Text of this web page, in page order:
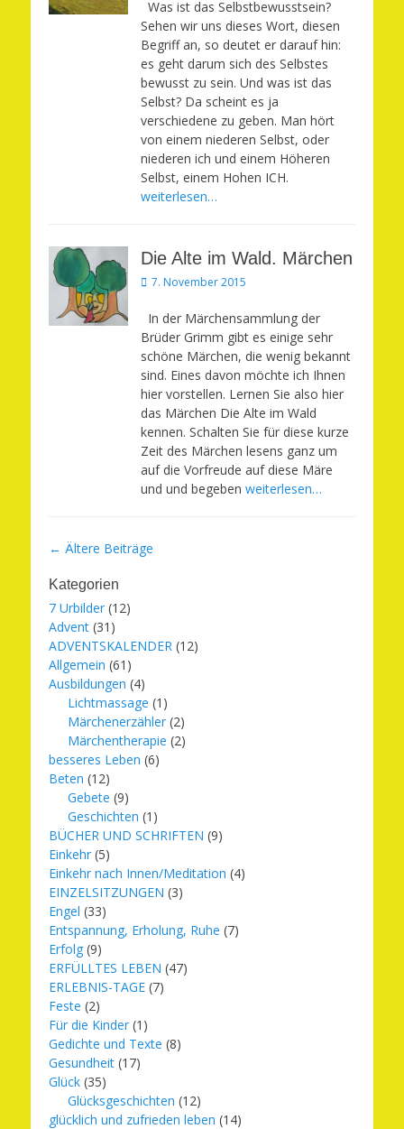
Was ist das Selbstbewusstsein?
Sehen wir uns dieses Wort, diesen
Begriff an, so deutet er darauf hin:
es geht darum sich des Selbstes
bewusst zu sein. Und was ist das
Selbst? Da scheint es ja
verschiedene zu geben. Man hört
von einem niederen Selbst, oder
niederen ich und einem Höheren
Selbst, einem Hohen ICH.
weiterlesen…
Die Alte im Wald. Märchen
Veröffentlicht
7. November 2015
In der Märchensammlung der
Brüder Grimm gibt es einige sehr
schöne Märchen, die wenig bekannt
sind. Eines davon möchte ich Ihnen
hier vorstellen. Lernen Sie also hier
das Märchen Die Alte im Wald
kennen. Schalten Sie für diese kurze
Zeit des Märchen lesens ganz um
auf die Vorfreude auf diese Märe
und und begeben weiterlesen…
Beitragsnavigation
← Ältere Beiträge
Kategorien
7 Urbilder (12)
Advent (31)
ADVENTSKALENDER (12)
Allgemein (61)
Ausbildungen (4)
Lichtmassage (1)
Märchenerzähler (2)
Märchentherapie (2)
besseres Leben (6)
Beten (12)
Gebete (9)
Geschichten (1)
BÜCHER UND SCHRIFTEN (9)
Einkehr (5)
Einkehr nach Innen/Meditation (4)
EINZELSITZUNGEN (3)
Engel (33)
Entspannung, Erholung, Ruhe (7)
Erfolg (9)
ERFÜLLTES LEBEN (47)
ERLEBNIS-TAGE (7)
Feste (2)
Für die Kinder (1)
Gedichte und Texte (8)
Gesundheit (17)
Glück (35)
Glücksgeschichten (12)
glücklich und zufrieden leben (14)